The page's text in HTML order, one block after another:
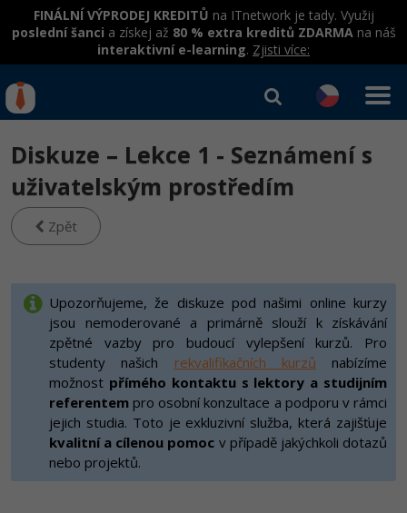
FINÁLNÍ VÝPRODEJ KREDITŮ na ITnetwork je tady. Využij
poslední šanci a získej až 80 % extra kreditů ZDARMAna náš
interaktivní e-learning. Zjisti více:
Rekvalifikace a kurzy
hrazené úřadem práce
Workshopy zdarma
Datová analýza v praxi
Základy programování
Objektové programování - OOP
Umělá inteligence
HTML5, CSS3, Bootstrap, SEO
Školení dle technologií
C# .NET
Java
PHP
Kurzy IT profesí
Junior programátor
Senior programátor
Front-end developer
Vývojář mobilních aplikací
Specialista na AI a bigdata
Jak začít?
Java -80%
C#.NET -80%
Python -80%
JavaScript
Přihlásit se| Registrovat
Diskuze – Lekce 1 - Seznámení s
uživatelským prostředím
Zpět
Upozorňujeme, že diskuze pod našimi online kurzy
jsou nemoderované a primárně slouží k získávání
zpětné vazby pro budoucí vylepšení kurzů. Pro
studenty našich rekvalifikačních kurzů nabízíme
možnost přímého kontaktu s lektory a studijním
referentem pro osobní konzultace a podporu v rámci
jejich studia. Toto je exkluzivní služba, která zajišťuje
kvalitní a cílenou pomoc v případě jakýchkoli dotazů
nebo projektů.